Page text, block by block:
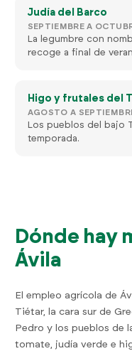
Judía del Barco
SEPTIEMBRE A
La legumbre con
recoge a final de
Higo y frutales del
AGOSTO A
Los pueblos del bajo
temporada.
Dónde hay
Ávila
El empleo agrícola de
Tiétar, la cara sur de
Pedro y los pueblos de
tomate, judía verde e